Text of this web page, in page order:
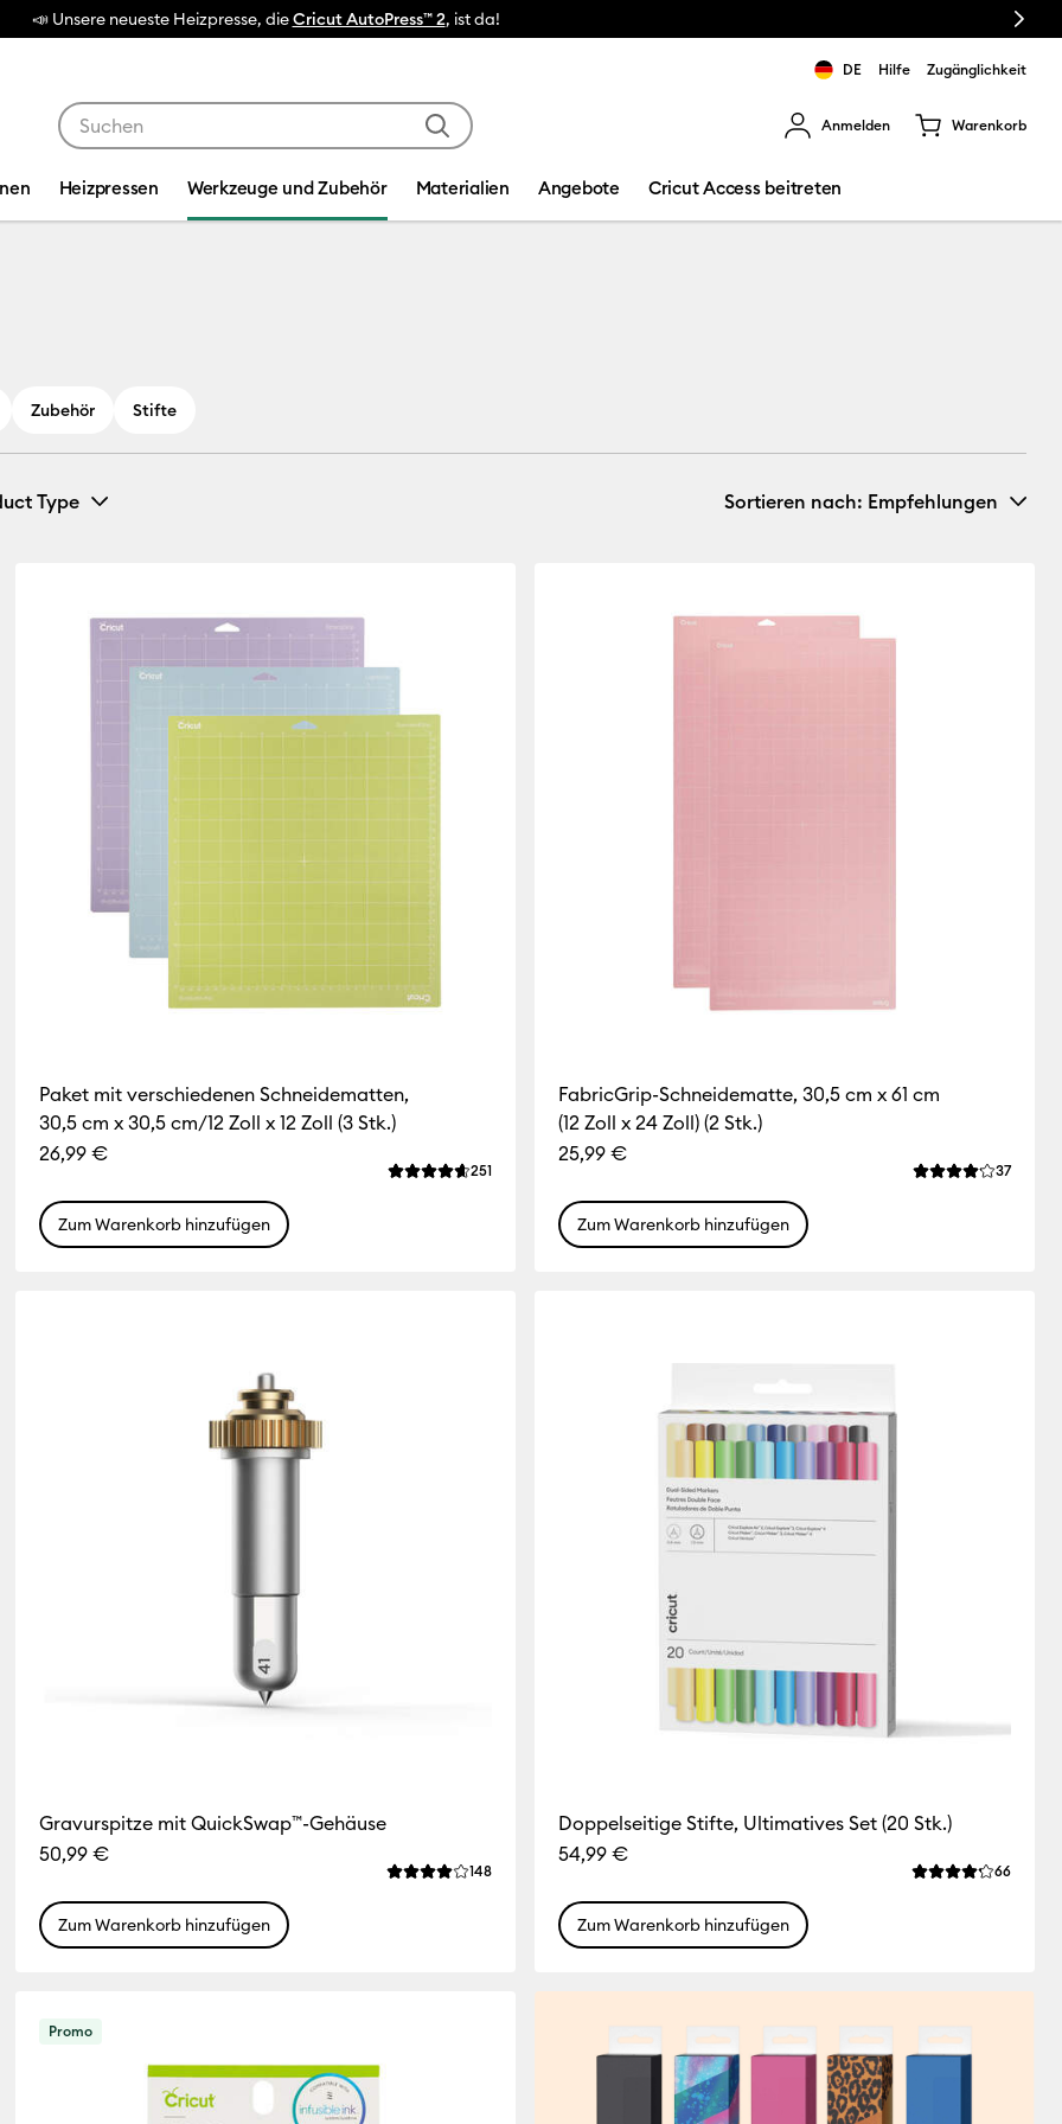
🔥 NEUER NIEDRIGER PREIS:Cricut Maker™ 4 Schneidemaschinen Next
DE Hilfe Zugänglichkeit
Anmelden Warenkorb
Heizpressen Werkzeuge und Zubehör Materialien Angebote Cricut Access beitreten
Zubehör Stifte
Farbfamilie: Braun
Farbfamilie: Grau
Farbfamilie: Orange
nach Maschinenkompatibilität: Cricut Explore 3, 4 & 5
Maschinenkompatibilität: Cricut Explore 5
Verfeinern nach Maschinenkompatibilität: Cricut Explore Machines
nach Maschinenkompatibilität: Cricut Joy & Joy 2
Maschinenkompatibilität: Cricut Joy 2
Maschinenkompatibilität: Cricut Joy Xtra
Maschinenkompatibilität: Cricut Maker
nach Maschinenkompatibilität: Cricut Mug Press
Maschinenkompatibilität: Cricut Venture
Type
Infusible (1) Verfeinern nach Product Type: Infusible
(7) Verfeinern nach Product Type: Infusible Ink
Verfeinern nach Product Type: Mats
Verfeinern nach Product Type: Pens
Tools & Accessories Verfeinern nach Product Type: Tools & Accessories
Sortieren nach: Empfehlungen
Bewertung für dieses Produkt ist 4.5 von von 5.
Paket mit verschiedenen Schneidematten,
30,5 cm x 30,5 cm/12 Zoll x 12 Zoll (3 Stk.)
26,99 €
Die durchschnittliche Bewertung für dieses Produkt ist 4.6 von von 5.
251
Zum Warenkorb hinzufügen
FabricGrip-Schneidematte, 30,5 cm x 61 cm
(12 Zoll x 24 Zoll) (2 Stk.)
25,99 €
Die
37
Zum Warenkorb hinzufügen
Gravurspitze mit QuickSwap™-Gehäuse
50,99 €
Die durchschnittliche Bewertung für dieses Produkt ist 4.0 von von 5.
148Reviews
Zum Warenkorb hinzufügen
Doppelseitige Stifte, Ultimatives Set (20 Stk.)
54,99 €
Die
66
Zum Warenkorb hinzufügen
Promo